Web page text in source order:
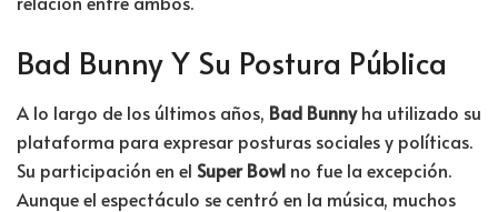
Bad Bunny Y Su Postura Pública
A lo largo de los últimos años, Bad Bunnyha utilizado su
plataforma para expresar posturas sociales y políticas.
Su participación en el Super Bowl no fue la excepción.
Aunque el espectáculo se centró en la música, muchos